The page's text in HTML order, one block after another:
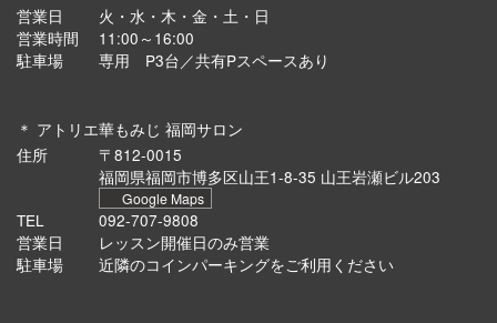
営業日
火・水・木・金・土・日
営業時間
11:00～16:00
駐車場
専用 P3台／共有Pスペースあり
＊ アトリエ華もみじ 福岡サロン
住所
〒812-0015
福岡県福岡市博多区山王1-8-35 山王岩瀬ビル203
Google Maps
TEL
092-707-9808
営業日
レッスン開催日のみ営業
駐車場
近隣のコインパーキングをご利用ください